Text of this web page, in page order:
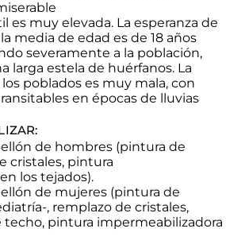
es muy elevada. La esperanza de
media de edad es de 18 años
severamente a la población,
larga estela de huérfanos. La
poblados es muy mala, con
en épocas de lluvias
de hombres (pintura de
cristales, pintura
en los tejados).
de mujeres (pintura de
, remplazo de cristales,
techo, pintura impermeabilizadora